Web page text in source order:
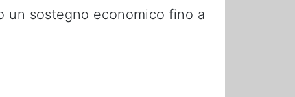
un sostegno economico fino a